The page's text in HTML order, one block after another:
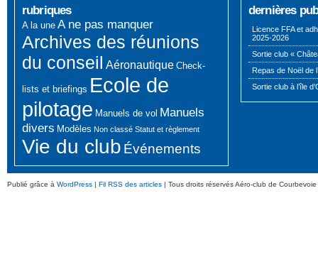
rubriques
A la une A ne pas manquer
Archives des réunions
du conseil Aéronautique Check-
lists et briefings Ecole de
pilotage Manuels de vol Manuels
divers Modèles Non classé Statut et règlement
Vie du club Événements
dernières
Licence FFA et
2025-2026
Sortie club «
Repas de Noël de
Sortie club à l’île
Publié grâce à WordPress | Fil RSS des articles | Tous droits réservés Aéro-club de Courbevoie